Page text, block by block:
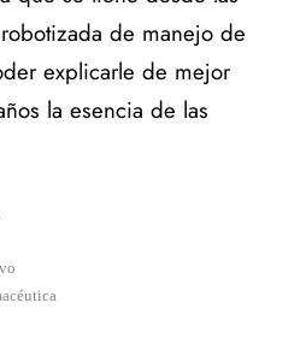
de manejo de
explicarle de mejor
la esencia de las